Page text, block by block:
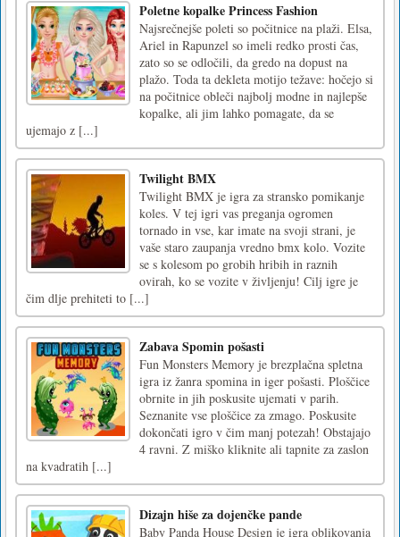
Poletne kopalke Princess Fashion
Najsrečnejše poleti so počitnice na plaži. Elsa,
Ariel in Rapunzel so imeli redko prosti čas,
zato so se odločili, da gredo na dopust na
plažo. Toda ta dekleta motijo težave: hočejo si
na počitnice obleči najbolj modne in najlepše
kopalke, ali jim lahko pomagate, da se
ujemajo z [...]
Twilight BMX
Twilight BMX je igra za stransko pomikanje
koles. V tej igri vas preganja ogromen
tornado in vse, kar imate na svoji strani, je
vaše staro zaupanja vredno bmx kolo. Vozite
se s kolesom po grobih hribih in raznih
ovirah, ko se vozite v življenju! Cilj igre je
čim dlje prehiteti to [...]
Zabava Spomin pošasti
Fun Monsters Memory je brezplačna spletna
igra iz žanra spomina in iger pošasti. Ploščice
obrnite in jih poskusite ujemati v parih.
Seznanite vse ploščice za zmago. Poskusite
dokončati igro v čim manj potezah! Obstajajo
4 ravni. Z miško kliknite ali tapnite za zaslon
na kvadratih [...]
Dizajn hiše za dojenčke pande
Baby Panda House Design je igra oblikovanja